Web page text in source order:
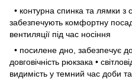
• контурна спинка та лямки з
забезпечують комфортну
вентиляції під час носіння
• посилене дно, забезпечує
довговічність рюкзака •
видимість у темний час доби